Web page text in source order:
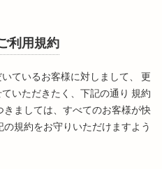
利用規約
ているお客様に対しまして、 更
いただきたく、下記の通り 規約
ましては、すべてのお客様が快
規約をお守りいただけますよう